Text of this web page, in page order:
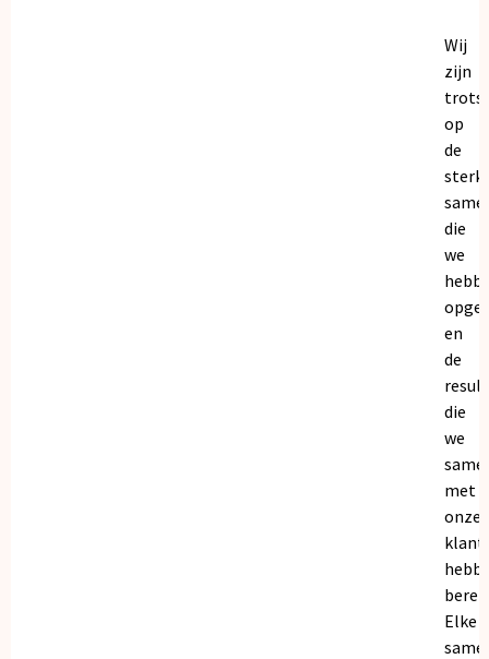
Wij
zijn
trots
op
de
die
we
en
de
die
we
met
onze
Elke